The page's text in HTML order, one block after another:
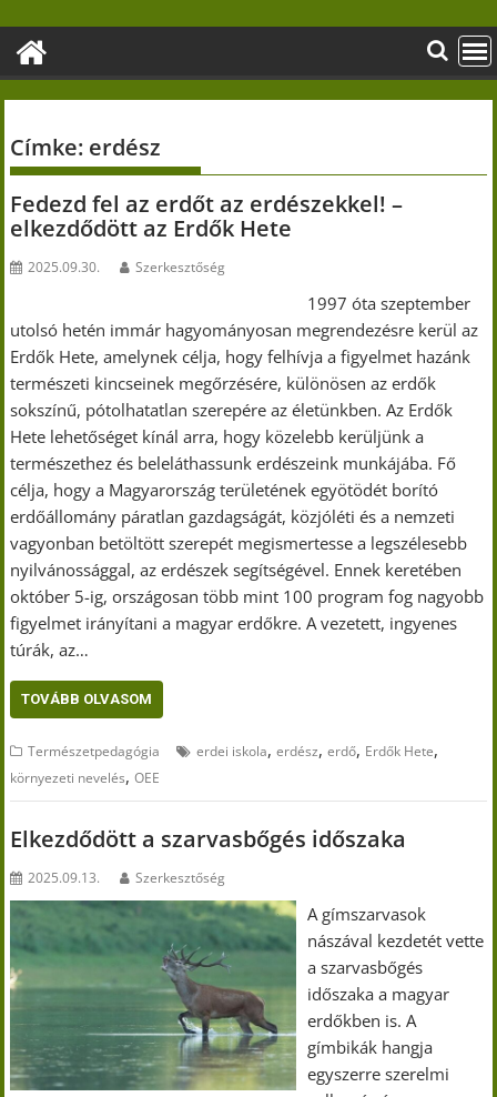
content
Címke: erdész
Fedezd fel az erdőt az erdészekkel! –
elkezdődött az Erdők Hete
2025.09.30. Szerkesztőség
1997 óta szeptember
utolsó hetén immár hagyományosan megrendezésre kerül az
Erdők Hete, amelynek célja, hogy felhívja a figyelmet hazánk
természeti kincseinek megőrzésére, különösen az erdők
sokszínű, pótolhatatlan szerepére az életünkben. Az Erdők
Hete lehetőséget kínál arra, hogy közelebb kerüljünk a
természethez és beleláthassunk erdészeink munkájába. Fő
célja, hogy a Magyarország területének egyötödét borító
erdőállomány páratlan gazdagságát, közjóléti és a nemzeti
vagyonban betöltött szerepét megismertesse a legszélesebb
nyilvánossággal, az erdészek segítségével. Ennek keretében
október 5-ig, országosan több mint 100 program fog nagyobb
figyelmet irányítani a magyar erdőkre. A vezetett, ingyenes
túrák, az…
TOVÁBB OLVASOM
Természetpedagógia erdei iskola,erdész,erdő, Erdők Hete,
környezeti nevelés,OEE
Elkezdődött a szarvasbőgés időszaka
2025.09.13. Szerkesztőség
A gímszarvasok
nászával kezdetét vette
a szarvasbőgés
időszaka a magyar
erdőkben is. A
gímbikák hangja
egyszerre szerelmi